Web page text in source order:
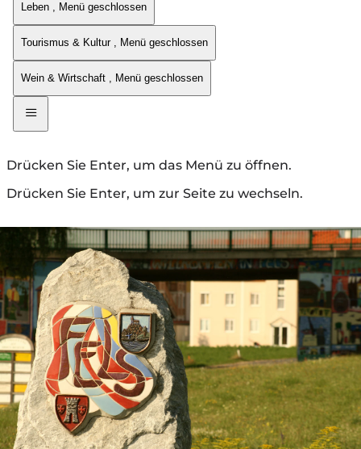
Leben , Menü geschlossen
Tourismus & Kultur , Menü geschlossen
Wein & Wirtschaft , Menü geschlossen
Drücken Sie Enter, um das Menü zu öffnen.
Drücken Sie Enter, um zur Seite zu wechseln.